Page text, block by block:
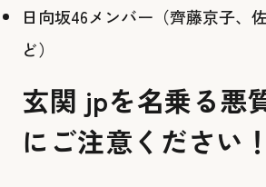
日向坂46メンバー（齊藤京子、
ど）
玄関 jpを名乗る悪
にご注意ください！